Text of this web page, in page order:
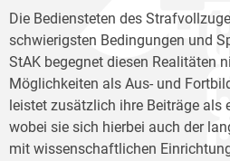
Die Bediensteten des
schwierigsten Bedingungen und
StAK begegnet diesen Realitäten
Möglichkeiten als Aus- und
leistet zusätzlich ihre Beiträge als
wobei sie sich hierbei auch der
mit wissenschaftlichen